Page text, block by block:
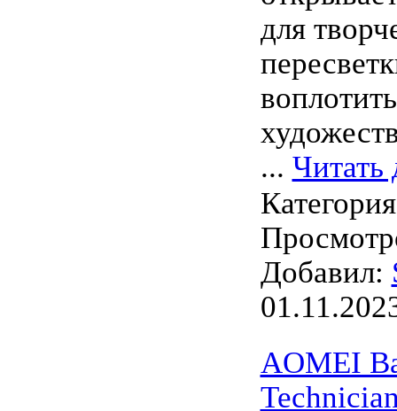
для
... Читать
Добавил:
AOMEI